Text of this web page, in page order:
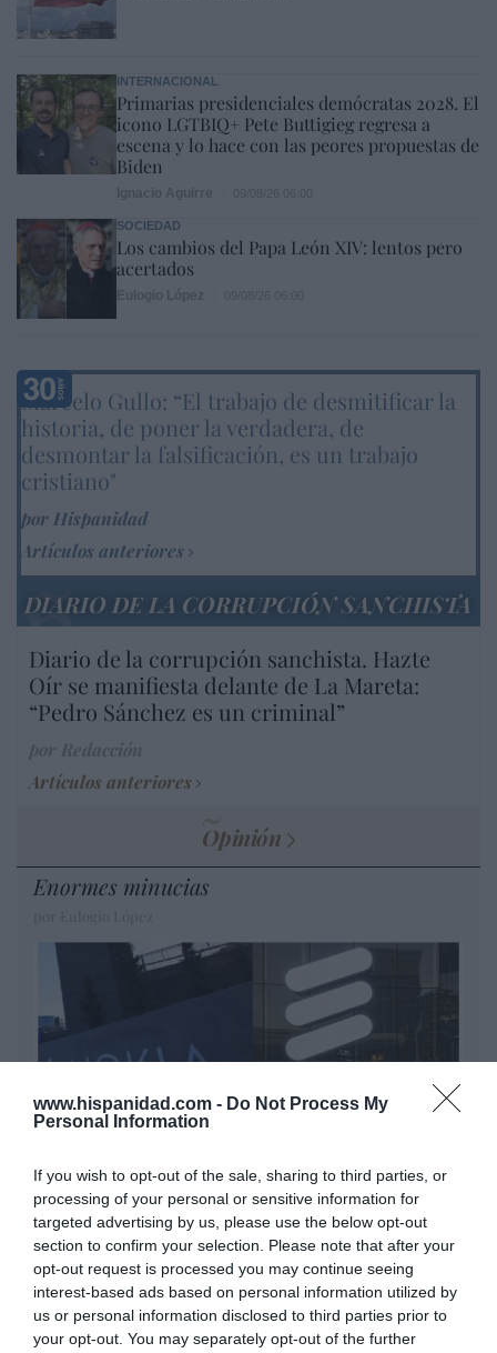
www.hispanidad.com - Do Not Process My
Personal Information
If you wish to opt-out of the sale, sharing to third parties, or
processing of your personal or sensitive information for
targeted advertising by us, please use the below opt-out
section to confirm your selection. Please note that after your
opt-out request is processed you may continue seeing
interest-based ads based on personal information utilized by
us or personal information disclosed to third parties prior to
your opt-out. You may separately opt-out of the further
INTERNACIONAL
Primarias presidenciales demócratas 2028. El
icono LGTBIQ+ Pete Buttigieg regresa a
escena y lo hace con las peores propuestas de
Biden
SOCIEDAD
Los cambios del Papa León XIV: lentos pero
acertados
Marcelo Gullo: “El trabajo de desmitificar la
historia, de poner la verdadera, de
desmontar la falsificación, es un trabajo
cristiano"
por Hispanidad
Artículos anteriores
DIARIO DE LA CORRUPCIÓN SANCHISTA
Diario de la corrupción sanchista. Hazte
Oír se manifiesta delante de La Mareta:
“Pedro Sánchez es un criminal”
Artículos anteriores
Opinión
Enormes minucias
Nokia, Ericsson... Huawei: lo que importan
son las patentes
Eulogio López
Isabel Pantoja pierde dos pleitos
con Hacienda por 700.000